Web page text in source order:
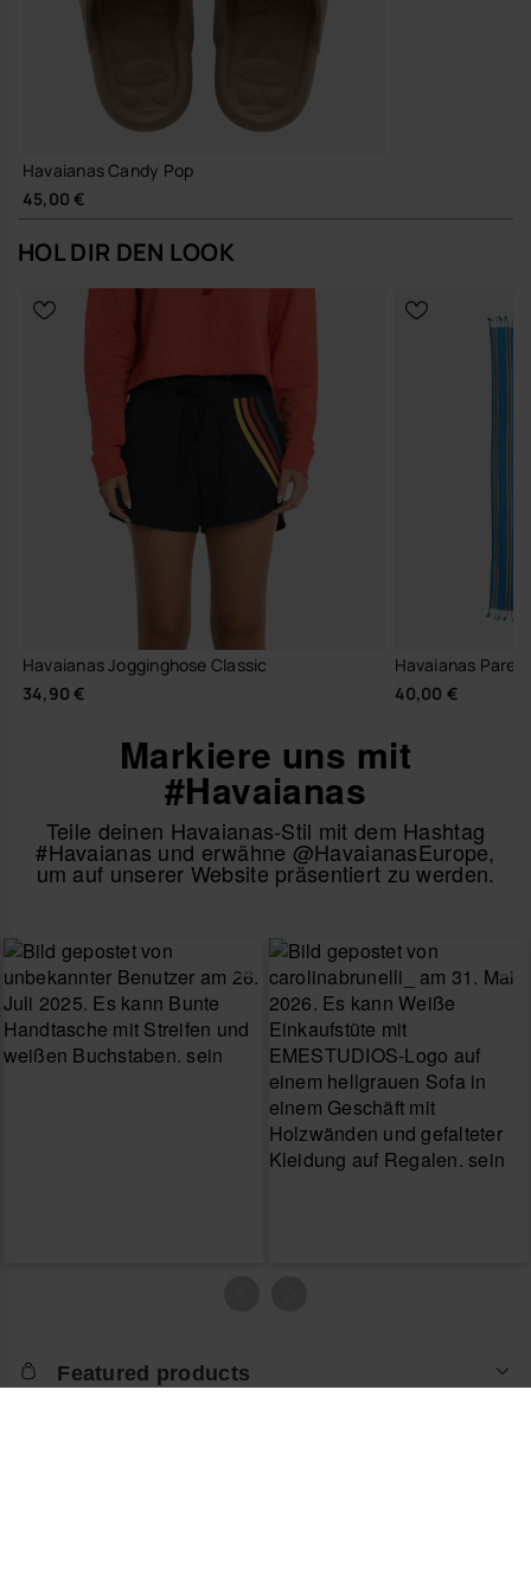
souverän durch den Sommer.
Kaufe online auf www.havaianas-store.com, dem offiziellen
Havaianas-Shop in Deutschland, und bring deinen Stil auf das
nächste Level.
Havaianas Candy Pop
45,00 €
HOL DIR DEN LOOK
Havaianas Jogginghose Classic
34,90 €
Havaianas Pareo
40,00 €
Markiere uns mit
#Havaianas
Teile deinen Havaianas-Stil mit dem Hashtag
#Havaianas und erwähne @HavaianasEurope,
um auf unserer Website präsentiert zu werden.
Featured products